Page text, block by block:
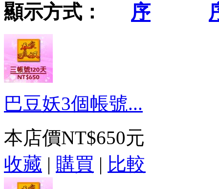
顯示方式：
巴豆妖3個帳號...
本店價NT$650元
收藏 | 購買 | 比較